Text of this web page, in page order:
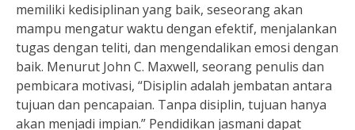
memiliki kedisiplinan yang baik, seseorang akan
mampu mengatur waktu dengan efektif, menjalankan
tugas dengan teliti, dan mengendalikan emosi dengan
baik. Menurut John C. Maxwell, seorang penulis dan
pembicara motivasi, “Disiplin adalah jembatan antara
tujuan dan pencapaian. Tanpa disiplin, tujuan hanya
akan menjadi impian.” Pendidikan jasmani dapat